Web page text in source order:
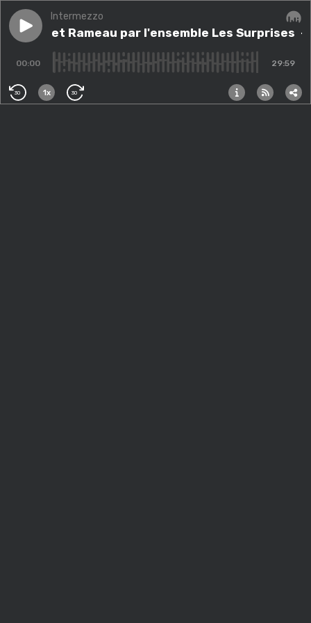
Play episodeMozart et Rameau par l'ensemble Les Surprises
Intermezzo
Mozart et Rameau par l'ensemble Les Surprises -
00:00 29:59
30 1x 30